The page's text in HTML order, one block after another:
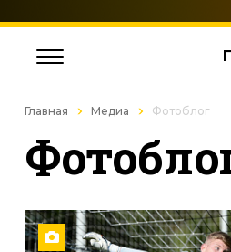
Главная Медиа Фотоблог